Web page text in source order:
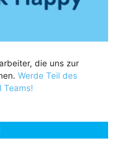
die uns zur
Werde Teil des
Teams!